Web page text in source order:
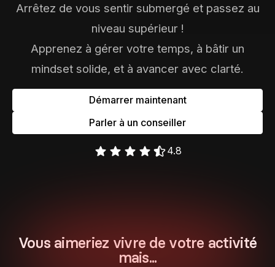
Blog
Lexique No-code
Les métiers du
Bibliothèque de
Arrêtez de vous sentir submergé et passez au
niveau supérieur !
Apprenez à gérer votre temps, à bâtir un
mindset solide, et à avancer avec clarté.
Démarrer maintenant
Parler à un conseiller
4.8
Vous aimeriez vivre de votre activité
mais...